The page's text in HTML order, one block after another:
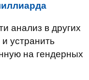
анализ в других
устранить
на гендерных